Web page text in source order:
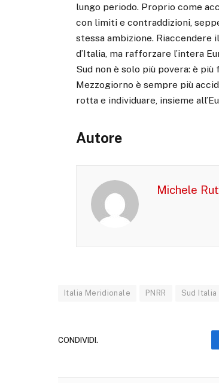
lungo periodo. Proprio come
con limiti e contraddizioni,
stessa ambizione.
d’Italia, ma rafforzare l’intera
Sud non è solo più povera: è
Mezzogiorno è sempre più
rotta e individuare, insieme
Autore
Michele
Italia Meridionale PNRR Sud Italia
CONDIVIDI.